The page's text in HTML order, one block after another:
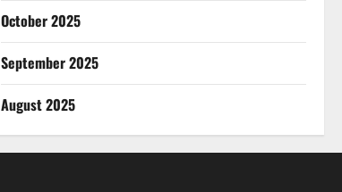
October 2025
September 2025
August 2025